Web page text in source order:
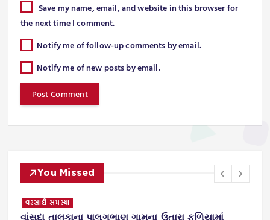
Save my name, email, and website in this browser for
the next time I comment.
Notify me of follow-up comments by email.
Notify me of new posts by email.
You Missed
વરસાદી સમસ્યા
વાંસદા તાલુકાના પાલગભાણ ગામના ઉતારા ફળિયામાં